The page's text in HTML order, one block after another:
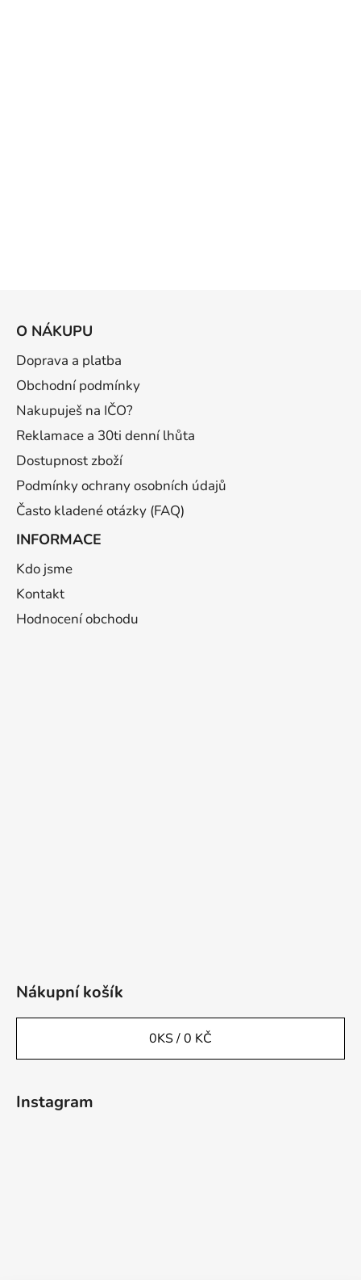
O NÁKUPU
Doprava a platba
Obchodní podmínky
Nakupuješ na IČO?
Reklamace a 30ti denní lhůta
Dostupnost zboží
Podmínky ochrany osobních údajů
Často kladené otázky (FAQ)
INFORMACE
Kdo jsme
Kontakt
Hodnocení obchodu
Nákupní košík
0KS /0 KČ
Instagram